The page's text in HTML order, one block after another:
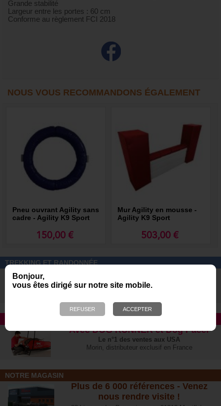
Bonjour,
vous êtes dirigé sur notre site mobile.
Grande stabilité
Largeur entre les portes : 60 cm
Conforme au règlement FCI 2018
NOUS VOUS RECOMMANDONS ÉGALEMENT
Pneu ouvrant Agility sans
cadre - Agility K9 Sport
150,00 €
Mur Agility en mousse -
Agility K9 Sport
503,00 €
TREKKING ET RANDONNÉE
pratiquer cette activité avec votre
Avec DOG RUNNER et Dog Pacer
Le n°1 des ventes aux USA
Morin, distributeur exclusif en France
NOTRE MAGASIN
Plus de 6 000 références - Venez
nous rendre visite !